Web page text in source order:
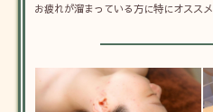
お疲れが溜まっている方に特にオスス